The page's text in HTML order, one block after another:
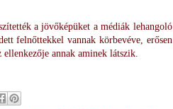
a jövőképüket a médiák lehangoló
felnőttekkel vannak körbevéve, erősen
ellenkezője annak aminek látszik.